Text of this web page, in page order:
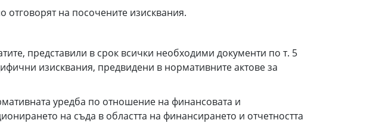
отговорят на посочените изисквания.
представили в срок всички необходими документи по т. 5
изисквания, предвидени в нормативните актове за
уредба по отношение на финансовата и
на съда в областта на финансирането и отчетността